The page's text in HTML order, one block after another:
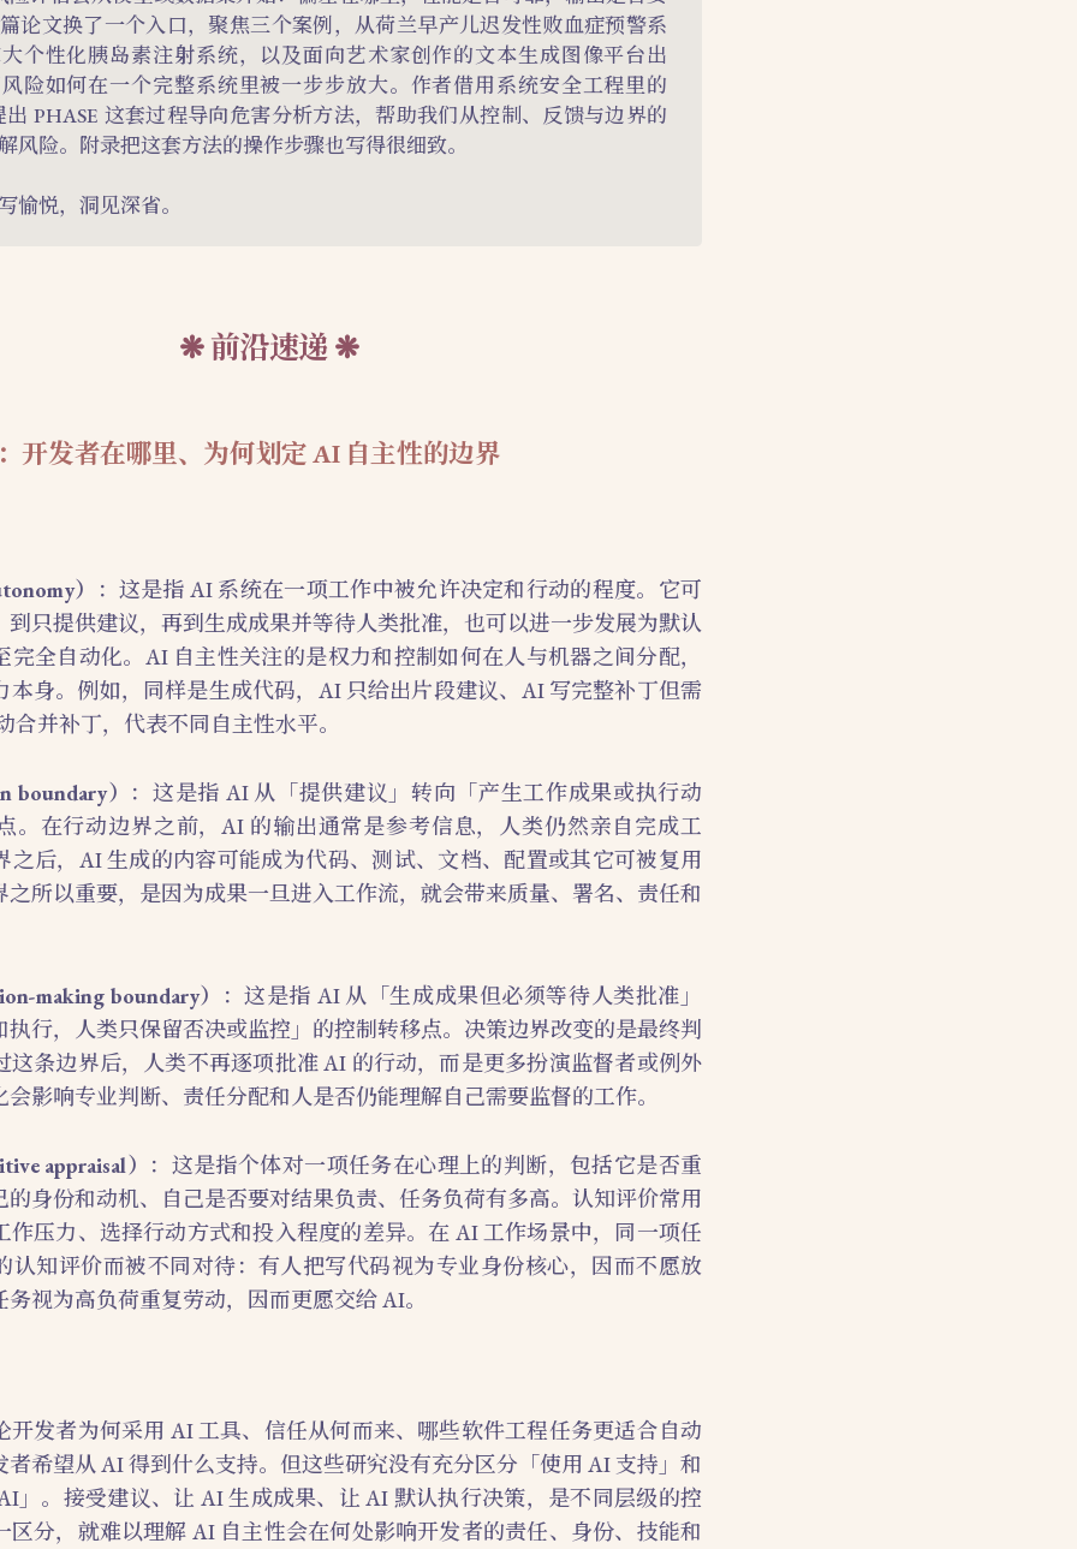
论文换了一个入口，聚焦三个案例，从荷兰早产儿迟发性败血症预警系
个性化胰岛素注射系统，以及面向艺术家创作的文本生成图像平台出
险如何在一个完整系统里被一步步放大。作者借用系统安全工程里的
出 PHASE 这套过程导向危害分析方法，帮助我们从控制、反馈与边界的
风险。附录把这套方法的操作步骤也写得很细致。
愉悦，洞见深省。
前沿速递
开发者在哪里、为何划定 AI 自主性的边界
）
：这是指 AI 系统在一项工作中被允许决定和行动的程度。它可
到只提供建议，再到生成成果并等待人类批准，也可以进一步发展为默认
完全自动化。AI 自主性关注的是权力和控制如何在人与机器之间分配，
本身。例如，同样是生成代码，AI 只给出片段建议、AI 写完整补丁但需
合并补丁，代表不同自主性水平。
boundary）
：这是指 AI 从「提供建议」转向「产生工作成果或执行动
。在行动边界之前，AI 的输出通常是参考信息，人类仍然亲自完成工
之后，AI 生成的内容可能成为代码、测试、文档、配置或其它可被复用
之所以重要，是因为成果一旦进入工作流，就会带来质量、署名、责任和
making boundary）
：这是指 AI 从「生成成果但必须等待人类批准」
执行，人类只保留否决或监控」的控制转移点。决策边界改变的是最终判
这条边界后，人类不再逐项批准 AI 的行动，而是更多扮演监督者或例外
影响专业判断、责任分配和人是否仍能理解自己需要监督的工作。
appraisal）
：这是指个体对一项任务在心理上的判断，包括它是否重
的身份和动机、自己是否要对结果负责、任务负荷有多高。认知评价常用
作压力、选择行动方式和投入程度的差异。在 AI 工作场景中，同一项任
认知评价而被不同对待：有人把写代码视为专业身份核心，因而不愿放
视为高负荷重复劳动，因而更愿交给 AI。
开发者为何采用 AI 工具、信任从何而来、哪些软件工程任务更适合自动
者希望从 AI 得到什么支持。但这些研究没有充分区分「使用 AI 支持」和
」。接受建议、让 AI 生成成果、让 AI 默认执行决策，是不同层级的控
区分，就难以理解 AI 自主性会在何处影响开发者的责任、身份、技能和